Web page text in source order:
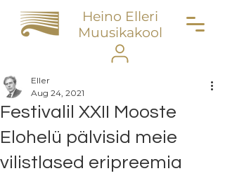
Heino Elleri
Muusikakool
Festivalil XXII Mooste
Elohelü pälvisid meie
vilistlased eripreemia
Eller
Aug 24, 2021